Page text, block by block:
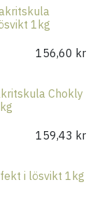
1kg
156,60 kr
Chokly
159,43 kr
i lösvikt 1kg